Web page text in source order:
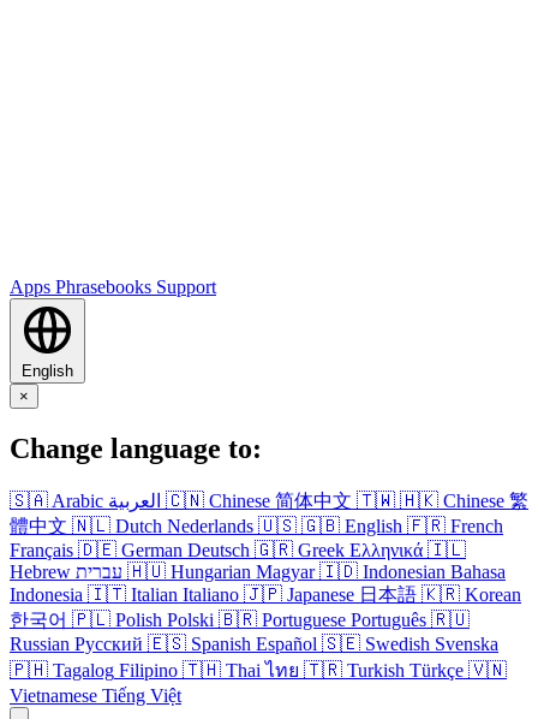
Apps Phrasebooks Support
English
×
Change language to:
🇸🇦 Arabic العربية 🇨🇳 Chinese 简体中文 🇹🇼 🇭🇰 Chinese 繁
體中文 🇳🇱 Dutch Nederlands 🇺🇸 🇬🇧 English 🇫🇷 French
Français 🇩🇪 German Deutsch 🇬🇷 Greek Ελληνικά 🇮🇱
Hebrew עברית 🇭🇺 Hungarian Magyar 🇮🇩 Indonesian Bahasa
Indonesia 🇮🇹 Italian Italiano 🇯🇵 Japanese 日本語 🇰🇷 Korean
한국어 🇵🇱 Polish Polski 🇧🇷 Portuguese Português 🇷🇺
Russian Русский 🇪🇸 Spanish Español 🇸🇪 Swedish Svenska
🇵🇭 Tagalog Filipino 🇹🇭 Thai ไทย 🇹🇷 Turkish Türkçe 🇻🇳
Vietnamese Tiếng Việt